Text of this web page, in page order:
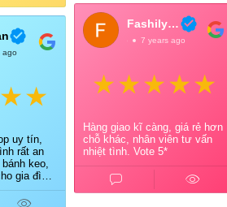
cẩn
cảm
tiếp tục
và giới
ago
uy tín,
rất an
keo,
gia đình.
shop tư
hàng
Fashily Tech
@FashilyTech7 years ago
Hàng giao kĩ càng, giá rẻ hơn
chỗ khác, nhân viên tư vấn
nhiệt tình. Vote 5*